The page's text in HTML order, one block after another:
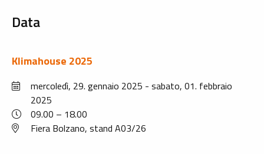
Data
Klimahouse 2025
mercoledì, 29. gennaio 2025 - sabato, 01. febbraio
2025
09.00 – 18.00
Fiera Bolzano, stand A03/26